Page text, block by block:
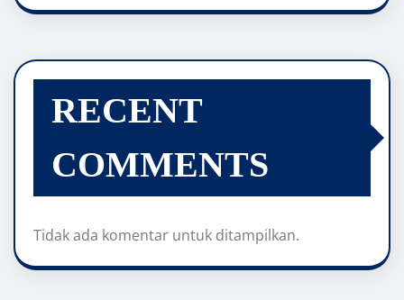
RECENT
COMMENTS
Tidak ada komentar untuk ditampilkan.